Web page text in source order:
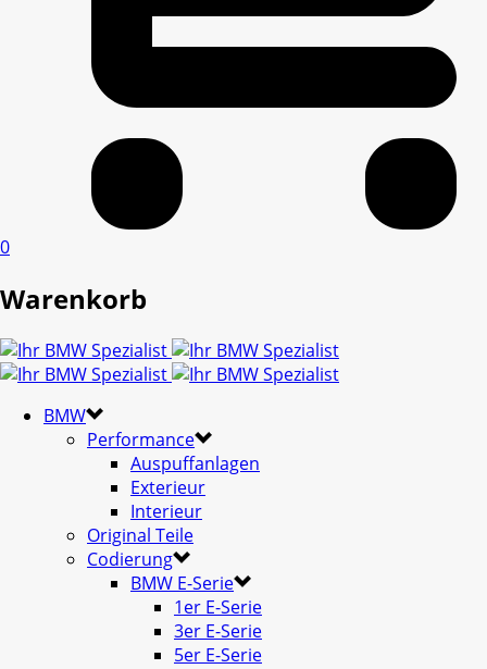
0
Warenkorb
BMW
Performance
Auspuffanlagen
Exterieur
Interieur
Original Teile
Codierung
BMW E-Serie
1er E-Serie
3er E-Serie
5er E-Serie